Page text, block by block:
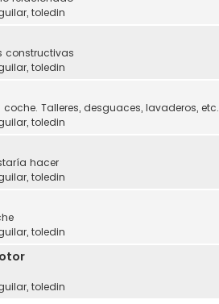
, toledin
constructivas
, toledin
Talleres, desguaces, lavaderos, etc.
, toledin
hacer
, toledin
, toledin
, toledin